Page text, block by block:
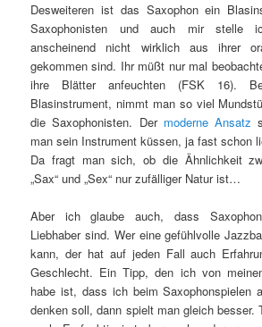
Desweiteren ist das Saxophon ein
Saxophonisten und auch mir stelle
anscheinend nicht wirklich aus ihrer
gekommen sind. Ihr müßt nur mal
ihre Blätter anfeuchten (FSK 16).
Blasinstrument, nimmt man so viel
die Saxophonisten. Der moderne Ansatz
man sein Instrument küssen, ja fast schon
Da fragt man sich, ob die Ähnlichkeit
„Sax“ und „Sex“ nur zufälliger Natur ist…
Aber ich glaube auch, dass
Liebhaber sind. Wer eine gefühlvolle
kann, der hat auf jeden Fall auch
Geschlecht. Ein Tipp, den ich von
habe ist, dass ich beim Saxophonspielen
denken soll, dann spielt man gleich besser.